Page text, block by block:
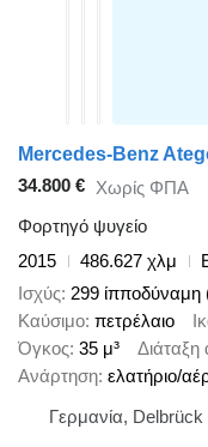
Mercedes-Benz
34.800 € Χωρίς ΦΠΑ
Φορτηγό ψυγείο
2015
486.627 χλμ
Ισχύς 299 ίπποδύναμη
Καύσιμο πετρέλαιο
Όγκος 35 μ³
Ανάρτηση ελατήριο/
Γερμανία, Delbrück